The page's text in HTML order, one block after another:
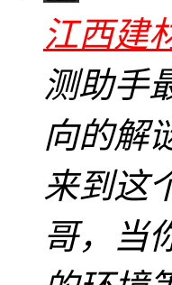
江西建
测助手
向的解
来到这
哥，当